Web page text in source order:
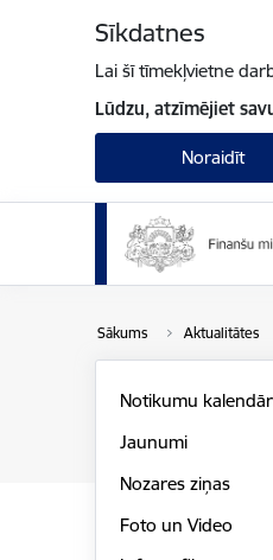
Sīkdatnes
Lai šī tīmekļvietne
Lūdzu, atzīmējiet
Noraidīt
Sākums Aktualitātes
Notikumu
Jaunumi
Nozares ziņas
Foto un Video